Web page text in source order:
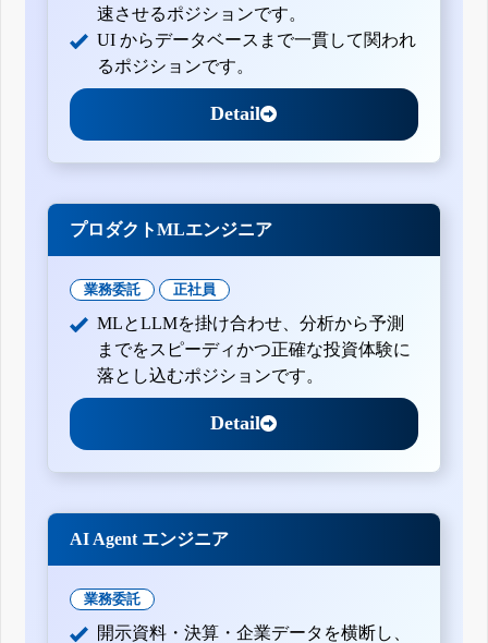
速させるポジションです。
UI からデータベースまで一貫して関われ
るポジションです。
Detail
プロダクトMLエンジニア
業務委託 正社員
MLとLLMを掛け合わせ、分析から予測
までをスピーディかつ正確な投資体験に
落とし込むポジションです。
Detail
AI Agent エンジニア
業務委託
開示資料・決算・企業データを横断し、